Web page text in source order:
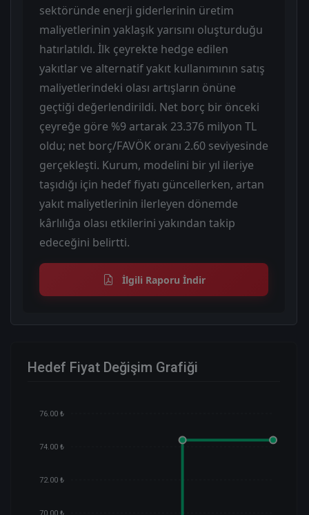
sektöründe enerji giderlerinin üretim
maliyetlerinin yaklaşık yarısını oluşturduğu
hatırlatıldı. İlk çeyrekte hedge edilen
yakıtlar ve alternatif yakıt kullanımının satış
maliyetlerindeki olası artışların önüne
geçtiği değerlendirildi. Net borç bir önceki
çeyreğe göre %9 artarak 23.376 milyon TL
oldu; net borç/FAVÖK oranı 2.60 seviyesinde
gerçekleşti. Kurum, modelini bir yıl ileriye
taşıdığı için hedef fiyatı güncellerken, artan
yakıt maliyetlerinin ilerleyen dönemde
kârlılığa olası etkilerini yakından takip
edeceğini belirtti.
İlgili Raporu İndir
Hedef Fiyat Değişim Grafiği
76.00 ₺
74.00 ₺
72.00 ₺